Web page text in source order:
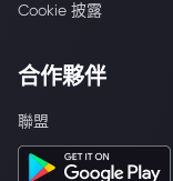
Cookie 披露
合作夥伴
聯盟